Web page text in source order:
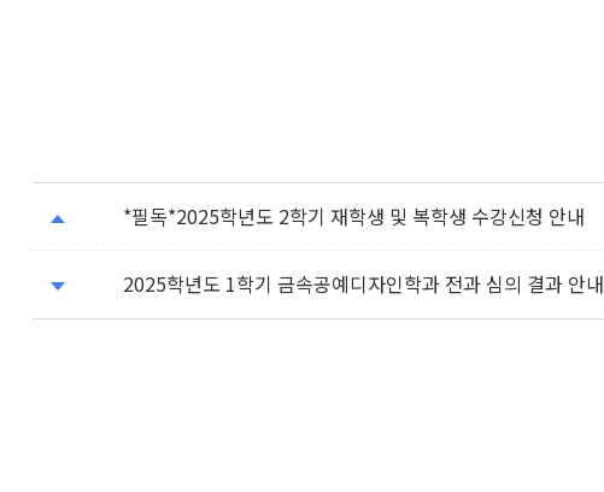
*필독*2025학년도 2학기 재학생 및 복학생 수강신청 안내
2025학년도 1학기 금속공예디자인학과 전과 심의 결과 안내